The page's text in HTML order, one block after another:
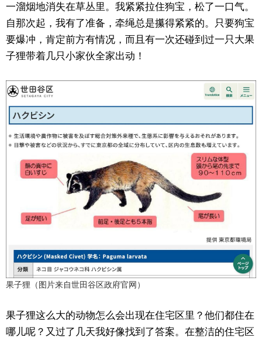
一溜烟地消失在草丛里。我紧紧拉住狗宝，松了一口气。
自那次起，我有了准备，牵绳总是攥得紧紧的。只要狗宝
要爆冲，肯定前方有情况，而且有一次还碰到过一只大果
子狸带着几只小家伙全家出动！
果子狸（图片来自世田谷区政府官网）
果子狸这么大的动物怎么会出现在住宅区里？他们都住在
哪儿呢？又过了几天我好像找到了答案。在整洁的住宅区